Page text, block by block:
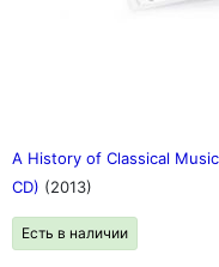
A History of Classical
CD) (2013)
Есть в наличии